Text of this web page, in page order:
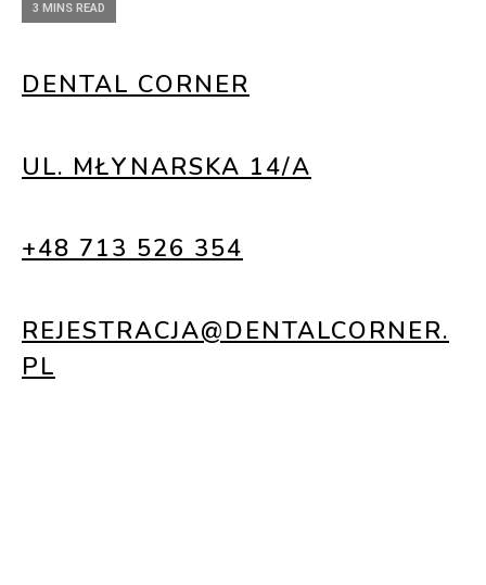
3 MINS READ
DENTAL CORNER
UL. MŁYNARSKA 14/A
+48 713 526 354
REJESTRACJA@DENTALCORNER.
PL